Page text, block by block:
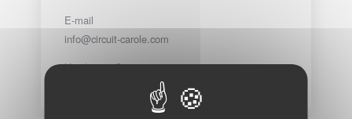
E-mail
info@circuit-carole.com
Voir le site Organisateur